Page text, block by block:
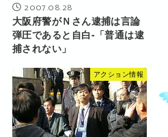
2007.08.28
大阪府警がＮさん逮捕は言論
弾圧であると自白-「普通は逮
捕されない」
アクション情報